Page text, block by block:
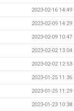
2023-02-16 14:49
2023-02-09 14:29
2023-02-09 10:47
2023-02-02 13:04
2023-02-02 12:53
2023-01-25 11:36
2023-01-25 11:29
2023-01-23 10:38